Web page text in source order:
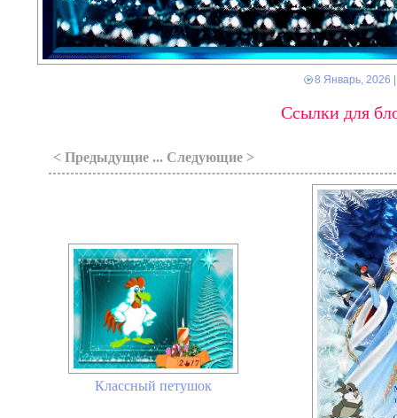
8 Январь, 2026
Ссылки для
< Предыдущие ... Следующие >
Классный петушок